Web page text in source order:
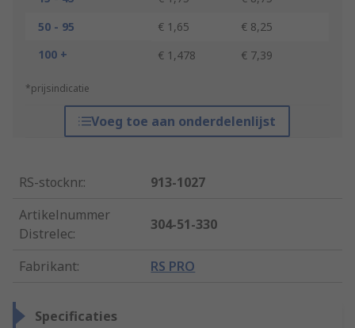
50 - 95
€ 1,65
€ 8,25
100 +
€ 1,478 € 7,39
*prijsindicatie
Voeg toe aan onderdelenlijst
RS-stocknr.:
913-1027
Artikelnummer
Distrelec:
304-51-330
Fabrikant: RS PRO
Specificaties